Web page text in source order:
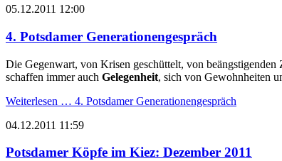
05.12.2011 12:00
4. Potsdamer Generationengespräch
Die Gegenwart, von Krisen geschüttelt, von
schaffen immer auch Gelegenheit, sich von Gewohnheiten
Weiterlesen … 4. Potsdamer Generationengespräch
04.12.2011 11:59
Potsdamer Köpfe im Kiez: Dezember 2011